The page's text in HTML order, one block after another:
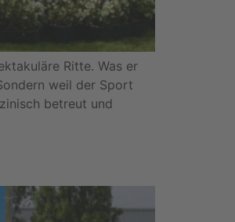
Ritte. Was er
weil der Sport
betreut und